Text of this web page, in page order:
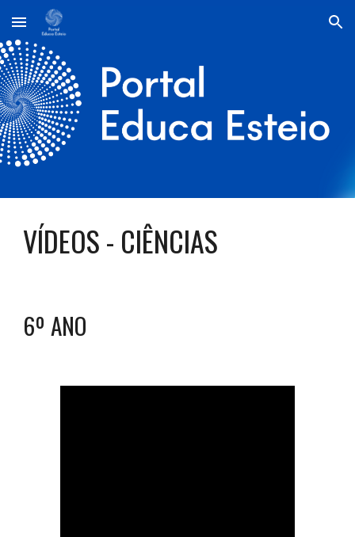
Skip to main content Skip to navigation
VÍDEOS - CIÊNCIAS
6º ANO